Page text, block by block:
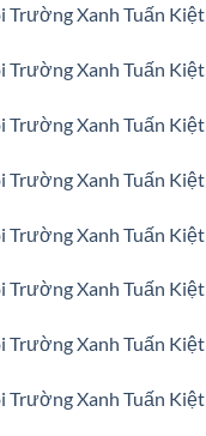
Trường Xanh Tuấn Kiệt
Trường Xanh Tuấn Kiệt
Trường Xanh Tuấn Kiệt
Trường Xanh Tuấn Kiệt
Trường Xanh Tuấn Kiệt
Trường Xanh Tuấn Kiệt
Trường Xanh Tuấn Kiệt
Trường Xanh Tuấn Kiệt